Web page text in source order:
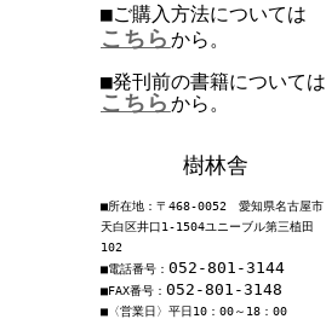
■ご購入方法については
こちら から。
■発刊前の書籍については
こちら から。
樹林舎
■所在地：〒468-0052 愛知県名古屋市
天白区井口1-1504ユニーブル第三植田
102
■電話番号： 052-801-3144
■FAX番号： 052-801-3148
■〈営業日〉平日10：00～18：00